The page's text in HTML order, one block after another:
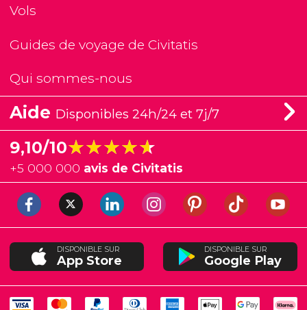
Vols
Guides de voyage de Civitatis
Qui sommes-nous
Aide Disponibles 24h/24 et 7j/7
9,10/10★★★★★
★★★★★
+5 000 000 avis de Civitatis
DISPONIBLE SUR
App Store
DISPONIBLE SUR
Google Play